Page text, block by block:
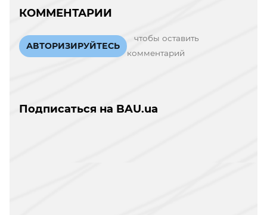
КОММЕНТАРИИ
АВТОРИЗИРУЙТЕСЬ
чтобы оставить
комментарий
Подписаться на BAU.ua